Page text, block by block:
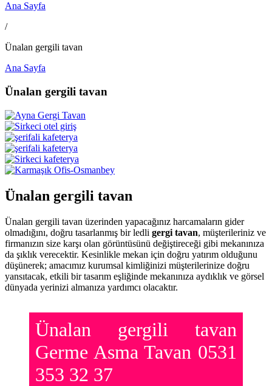
Ana Sayfa
/
Ünalan gergili tavan
Ana Sayfa
Ünalan gergili tavan
Ünalan gergili tavan
Ünalan gergili tavan üzerinden yapacağınız harcamaların gider
olmadığını, doğru tasarlanmış bir ledli gergi tavan, müşterileriniz ve
firmanızın size karşı olan görüntüsünü değiştireceği gibi mekanınıza
da şıklık verecektir. Kesinlikle mekan için doğru yatırım olduğunu
düşünerek; amacımız kurumsal kimliğinizi müşterilerinize doğru
yansıtacak, etkili bir tasarım eşliğinde mekanınıza aydıklık ve görsel
dünyada yerinizi almanıza yardımcı olacaktır.
Ünalan gergili tavan
Germe Asma Tavan 0531
353 32 37